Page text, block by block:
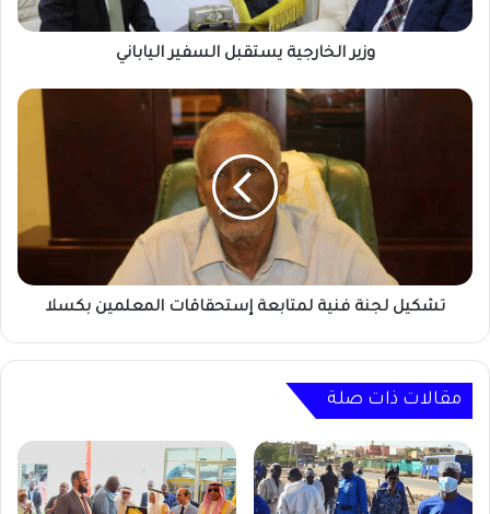
وزير الخارجية يستقبل السفير الياباني
تشكيل
تشكيل لجنة فنية لمتابعة إستحقاقات المعلمين بكسلا
مقالات ذات صلة